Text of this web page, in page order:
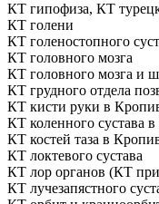
КТ гипофиза, КТ
КТ голени
КТ голеностопного
КТ головного мозга
КТ головного мозга и
КТ грудного отдела
КТ кисти руки в
КТ коленного сустава
КТ костей таза в
КТ локтевого сустава
КТ лор органов (КТ
КТ лучезапястного